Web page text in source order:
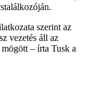
szerint az
vezetés áll az
– írta Tusk a